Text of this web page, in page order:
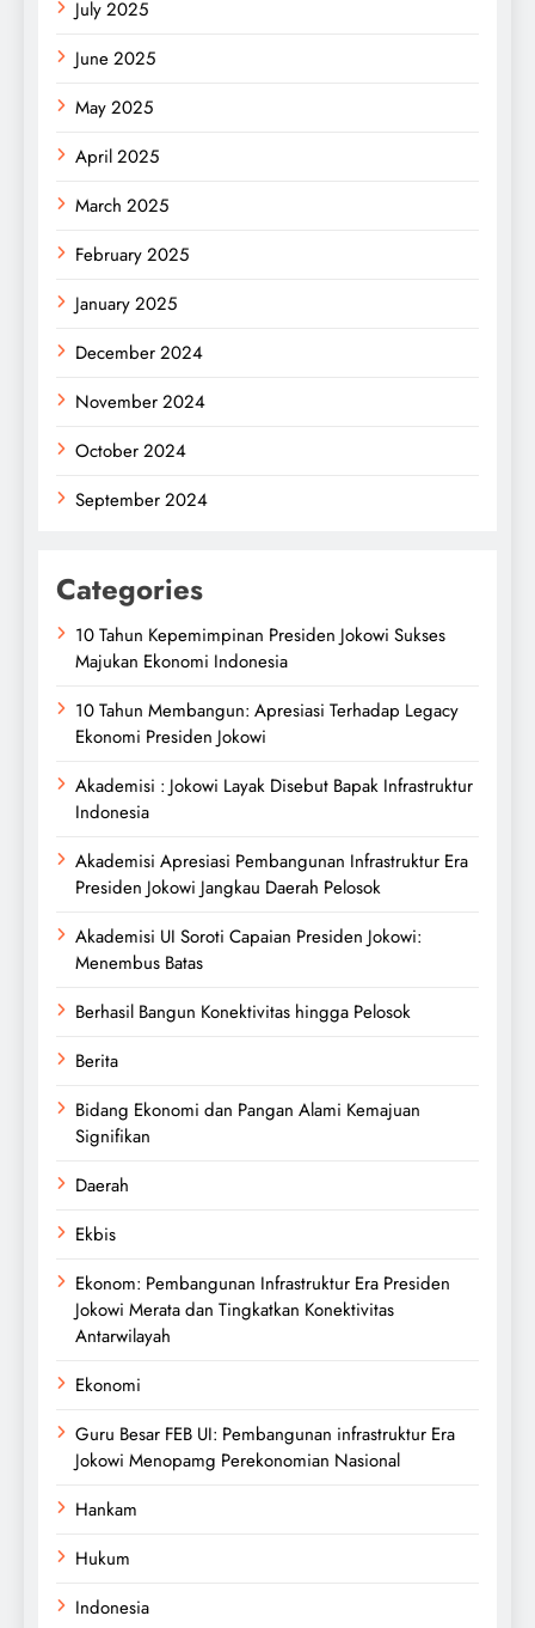
July 2025
June 2025
May 2025
April 2025
March 2025
February 2025
January 2025
December 2024
November 2024
October 2024
September 2024
Categories
10 Tahun Kepemimpinan Presiden Jokowi Sukses
Majukan Ekonomi Indonesia
10 Tahun Membangun: Apresiasi Terhadap Legacy
Ekonomi Presiden Jokowi
Akademisi : Jokowi Layak Disebut Bapak Infrastruktur
Indonesia
Akademisi Apresiasi Pembangunan Infrastruktur Era
Presiden Jokowi Jangkau Daerah Pelosok
Akademisi UI Soroti Capaian Presiden Jokowi:
Menembus Batas
Berhasil Bangun Konektivitas hingga Pelosok
Berita
Bidang Ekonomi dan Pangan Alami Kemajuan
Signifikan
Daerah
Ekbis
Ekonom: Pembangunan Infrastruktur Era Presiden
Jokowi Merata dan Tingkatkan Konektivitas
Antarwilayah
Ekonomi
Guru Besar FEB UI: Pembangunan infrastruktur Era
Jokowi Menopamg Perekonomian Nasional
Hankam
Hukum
Indonesia